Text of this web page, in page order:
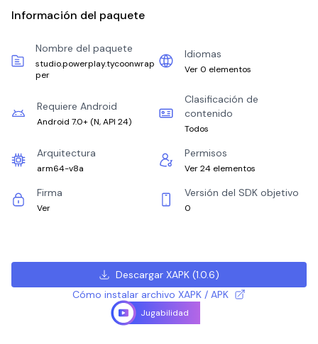
Información del paquete
Nombre del paquete
studio.powerplay.tycoonwrap
per
Idiomas
Ver 0 elementos
Requiere Android
Android 7.0+ (N, API 24)
Clasificación de
contenido
Todos
Arquitectura
arm64-v8a
Permisos
Ver 24 elementos
Firma
Ver
Versión del SDK objetivo
0
Descargar XAPK(1.0.6)
Cómo instalar archivo XAPK / APK
Jugabilidad